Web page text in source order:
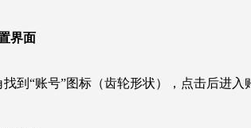
界面
到“账号”图标（齿轮形状），点击后进入